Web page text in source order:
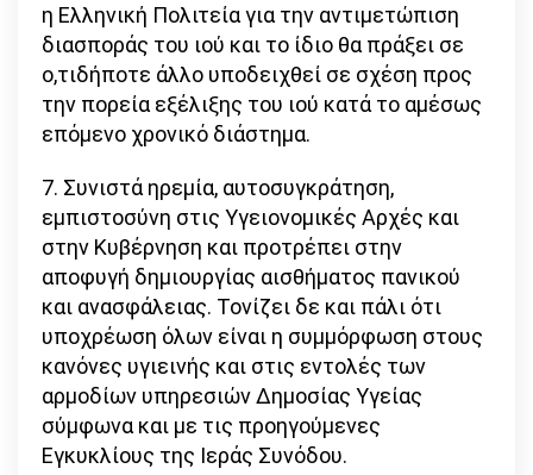
η Ελληνική Πολιτεία για την αντιμετώπιση
διασποράς του ιού και το ίδιο θα πράξει σε
ο,τιδήποτε άλλο υποδειχθεί σε σχέση προς
την πορεία εξέλιξης του ιού κατά το αμέσως
επόμενο χρονικό διάστημα.
7. Συνιστά ηρεμία, αυτοσυγκράτηση,
εμπιστοσύνη στις Υγειονομικές Αρχές και
στην Κυβέρνηση και προτρέπει στην
αποφυγή δημιουργίας αισθήματος πανικού
και ανασφάλειας. Τονίζει δε και πάλι ότι
υποχρέωση όλων είναι η συμμόρφωση στους
κανόνες υγιεινής και στις εντολές των
αρμοδίων υπηρεσιών Δημοσίας Υγείας
σύμφωνα και με τις προηγούμενες
Εγκυκλίους της Ιεράς Συνόδου.